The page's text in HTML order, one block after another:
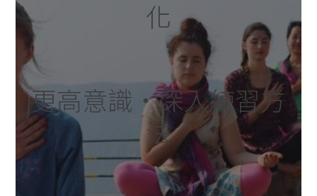
化
更高意識‧深入練習方
法